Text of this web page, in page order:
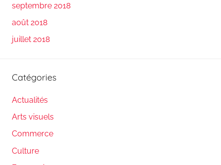
septembre 2018
août 2018
juillet 2018
Catégories
Actualités
Arts visuels
Commerce
Culture